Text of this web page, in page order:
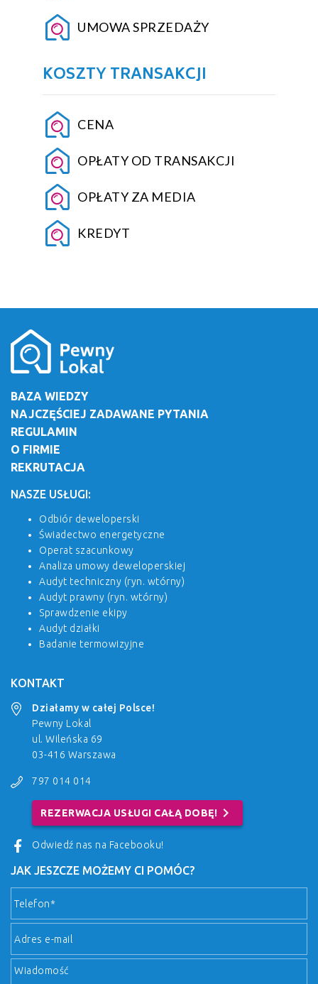
UMOWA SPRZEDAŻY
KOSZTY TRANSAKCJI
CENA
OPŁATY OD TRANSAKCJI
OPŁATY ZA MEDIA
KREDYT
BAZA WIEDZY
NAJCZĘŚCIEJ ZADAWANE PYTANIA
REGULAMIN
O FIRMIE
REKRUTACJA
NASZE USŁUGI:
Odbiór deweloperski
Świadectwo energetyczne
Operat szacunkowy
Analiza umowy deweloperskiej
Audyt techniczny (ryn. wtórny)
Audyt prawny (ryn. wtórny)
Sprawdzenie ekipy
Audyt działki
Badanie termowizyjne
KONTAKT
Działamy w całej Polsce!
Pewny Lokal
ul. Wileńska 69
03-416 Warszawa
797 014 014
REZERWACJA USŁUGI CAŁĄ DOBĘ! chevron_right
Odwiedź nas na Facebooku!
JAK JESZCZE MOŻEMY CI POMÓC?